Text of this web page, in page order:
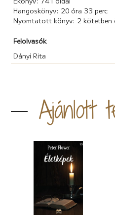
Hangoskönyv: 20 óra 33 perc
Nyomtatott könyv: 2 kötetben
Felolvasók
Dányi Rita
Ajánlott